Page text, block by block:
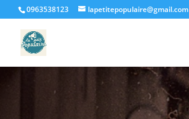
0963538123 lapetitepopulaire@gmail.com